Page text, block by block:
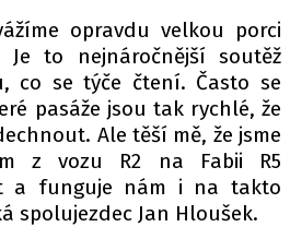
opravdu velkou porci
Je to nejnáročnější soutěž
co se týče čtení. Často se
pasáže jsou tak rychlé, že
Ale těší mě, že jsme
z vozu R2 na Fabii R5
a funguje nám i na takto
spolujezdec Jan Hloušek.